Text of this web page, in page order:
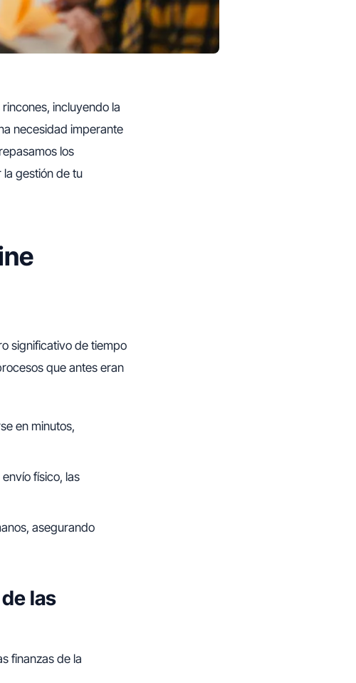
incluyendo la
necesidad imperante
los
gestión de tu
significativo de tiempo
que antes eran
en minutos,
físico, las
asegurando
las
finanzas de la